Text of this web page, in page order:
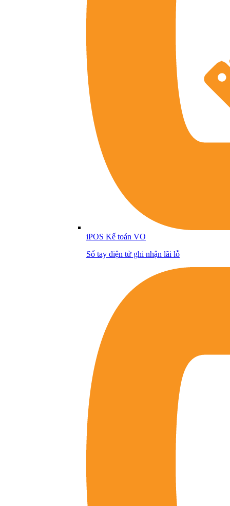
iPOS Kế toán VO
Sổ tay điện tử ghi nhận lãi lỗ